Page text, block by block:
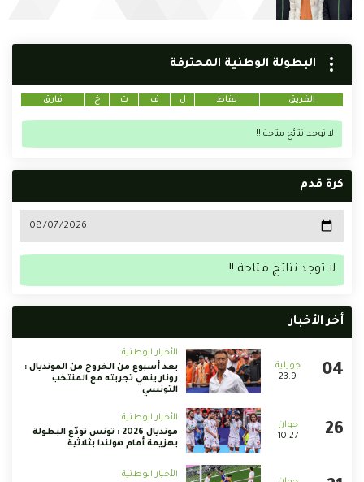
البطولة الوطنية المحترفة
الفريق نقاط ل ف ت خ فارق
لا توجد نتائج متاحة !!
كرة قدم
لا توجد نتائج متاحة !!
أخر الأخبار
23:9
الأخبار الوطنية
بعد أسبوع من الخروج من المونديال :
رونار ينهي تجربته مع المنتخب
التونسي
10:27
الأخبار الوطنية
مونديال 2026 : تونس تودّع البطولة
بهزيمة أمام هولندا بثلاثية
الأخبار الوطنية